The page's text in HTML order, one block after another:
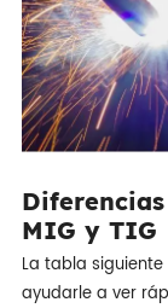
MIG y TIG
La tabla
ayudarle a ver